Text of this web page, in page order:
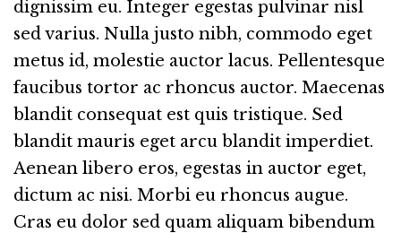
dignissim eu. Integer egestas pulvinar nisl
sed varius. Nulla justo nibh, commodo eget
metus id, molestie auctor lacus. Pellentesque
faucibus tortor ac rhoncus auctor. Maecenas
blandit consequat est quis tristique. Sed
blandit mauris eget arcu blandit imperdiet.
Aenean libero eros, egestas in auctor eget,
dictum ac nisi. Morbi eu rhoncus augue.
Cras eu dolor sed quam aliquam bibendum